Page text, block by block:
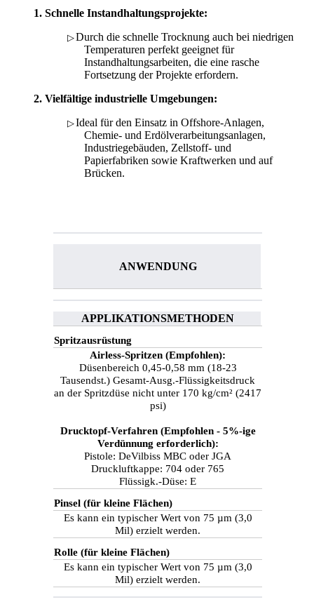
Schnelle Instandhaltungsprojekte:
▷Durch die schnelle Trocknung auch bei niedrigen
Temperaturen perfekt geeignet für
Instandhaltungsarbeiten, die eine rasche
Fortsetzung der Projekte erfordern.
Vielfältige industrielle Umgebungen:
▷Ideal für den Einsatz in Offshore-Anlagen,
Chemie- und Erdölverarbeitungsanlagen,
Industriegebäuden, Zellstoff- und
Papierfabriken sowie Kraftwerken und auf
Brücken.
ANWENDUNG
APPLIKATIONSMETHODEN
Spritzausrüstung
Airless-Spritzen (Empfohlen):
Düsenbereich 0,45-0,58 mm (18-23
Tausendst.) Gesamt-Ausg.-Flüssigkeitsdruck
an der Spritzdüse nicht unter 170 kg/cm² (2417
psi)
Drucktopf-Verfahren (Empfohlen - 5%-ige
Verdünnung erforderlich):
Pistole: DeVilbiss MBC oder JGA
Druckluftkappe: 704 oder 765
Flüssigk.-Düse: E
Pinsel (für kleine Flächen)
Es kann ein typischer Wert von 75 µm (3,0
Mil) erzielt werden.
Rolle (für kleine Flächen)
Es kann ein typischer Wert von 75 µm (3,0
Mil) erzielt werden.